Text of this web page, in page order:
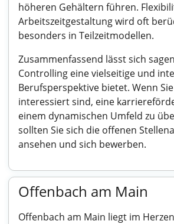
höheren Gehältern führen.
Arbeitszeitgestaltung wird oft
besonders in Teilzeitmodellen.
Zusammenfassend lässt sich
Controlling eine vielseitige und
Berufsperspektive bietet. Wenn
interessiert sind, eine
einem dynamischen Umfeld zu
sollten Sie sich die offenen
ansehen und sich bewerben.
Offenbach am Main
Offenbach am Main liegt im